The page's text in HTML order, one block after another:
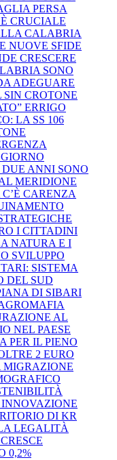
PERSA
CRUCIALE
CALABRIA
NUOVE SFIDE
CRESCERE
SONO
ADEGUARE
CROTONE
ERRIGO
LA SS 106
ANNI SONO
MERIDIONE
CARENZA
I CITTADINI
NATURA E I
SVILUPPO
SISTEMA
DEL SUD
DI SIBARI
AL
NEL PAESE
PER IL PIENO
2 EURO
DI KR
LEGALITÀ
0,2%